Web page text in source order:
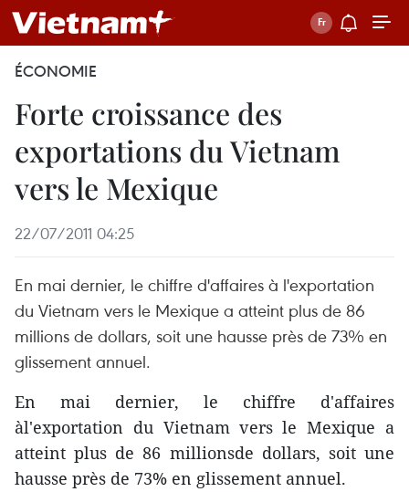
ÉCONOMIE
Forte croissance des
exportations du Vietnam
vers le Mexique
22/07/2011 04:25
En mai dernier, le chiffre d'affaires à l'exportation
du Vietnam vers le Mexique a atteint plus de 86
millions de dollars, soit une hausse près de 73% en
glissement annuel.
En mai dernier, le chiffre d'affaires
àl'exportation du Vietnam vers le Mexique a
atteint plus de 86 millionsde dollars, soit une
hausse près de 73% en glissement annuel.